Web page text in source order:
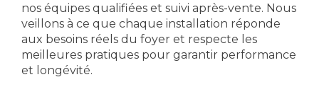
nos équipes qualifiées et suivi après-vente. Nous
veillons à ce que chaque installation réponde
aux besoins réels du foyer et respecte les
meilleures pratiques pour garantir performance
et longévité.